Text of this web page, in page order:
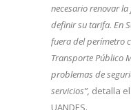
necesario renovar
definir su tarifa. En
fuera del perímetro
Transporte Público
problemas de
servicios”, detalla
UANDES.